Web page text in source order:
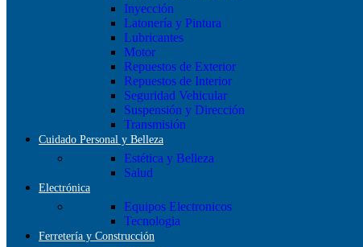
Inyección
Latonería y Pintura
Lubricantes
Motor
Repuestos de Exterior
Repuestos de Interior
Seguridad Vehicular
Suspensión y Dirección
Transmisión
Cuidado Personal y Belleza
Estética y Belleza
Salud
Electrónica
Equipos Electronicos
Tecnologia
Ferretería y Construcción